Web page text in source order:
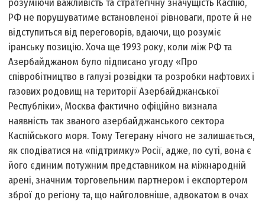
розуміючи важливість та стратегічну значущість Каспію,
РФ не порушуватиме встановленої рівноваги, проте й не
відступиться від переговорів, вдаючи, що розуміє
іранську позицію. Хоча ще 1993 року, коли між РФ та
Азербайджаном було підписано угоду «Про
співробітництво в галузі розвідки та розробки нафтових і
газових родовищ на території Азербайджанської
Республіки», Москва фактично офіційно визнала
наявність так званого азербайджанського сектора
Каспійського моря. Тому Тегерану нічого не залишається,
як сподіватися на «підтримку» Росії, адже, по суті, вона є
його єдиним потужним представником на міжнародній
арені, значним торговельним партнером і експортером
зброї до регіону та, що найголовніше, адвокатом в очах